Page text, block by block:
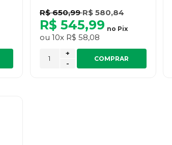
R$ 650,99R$ 580,84
R$ 545,99 no Pix
ou 10x R$ 58,08
-
+
COMPRAR